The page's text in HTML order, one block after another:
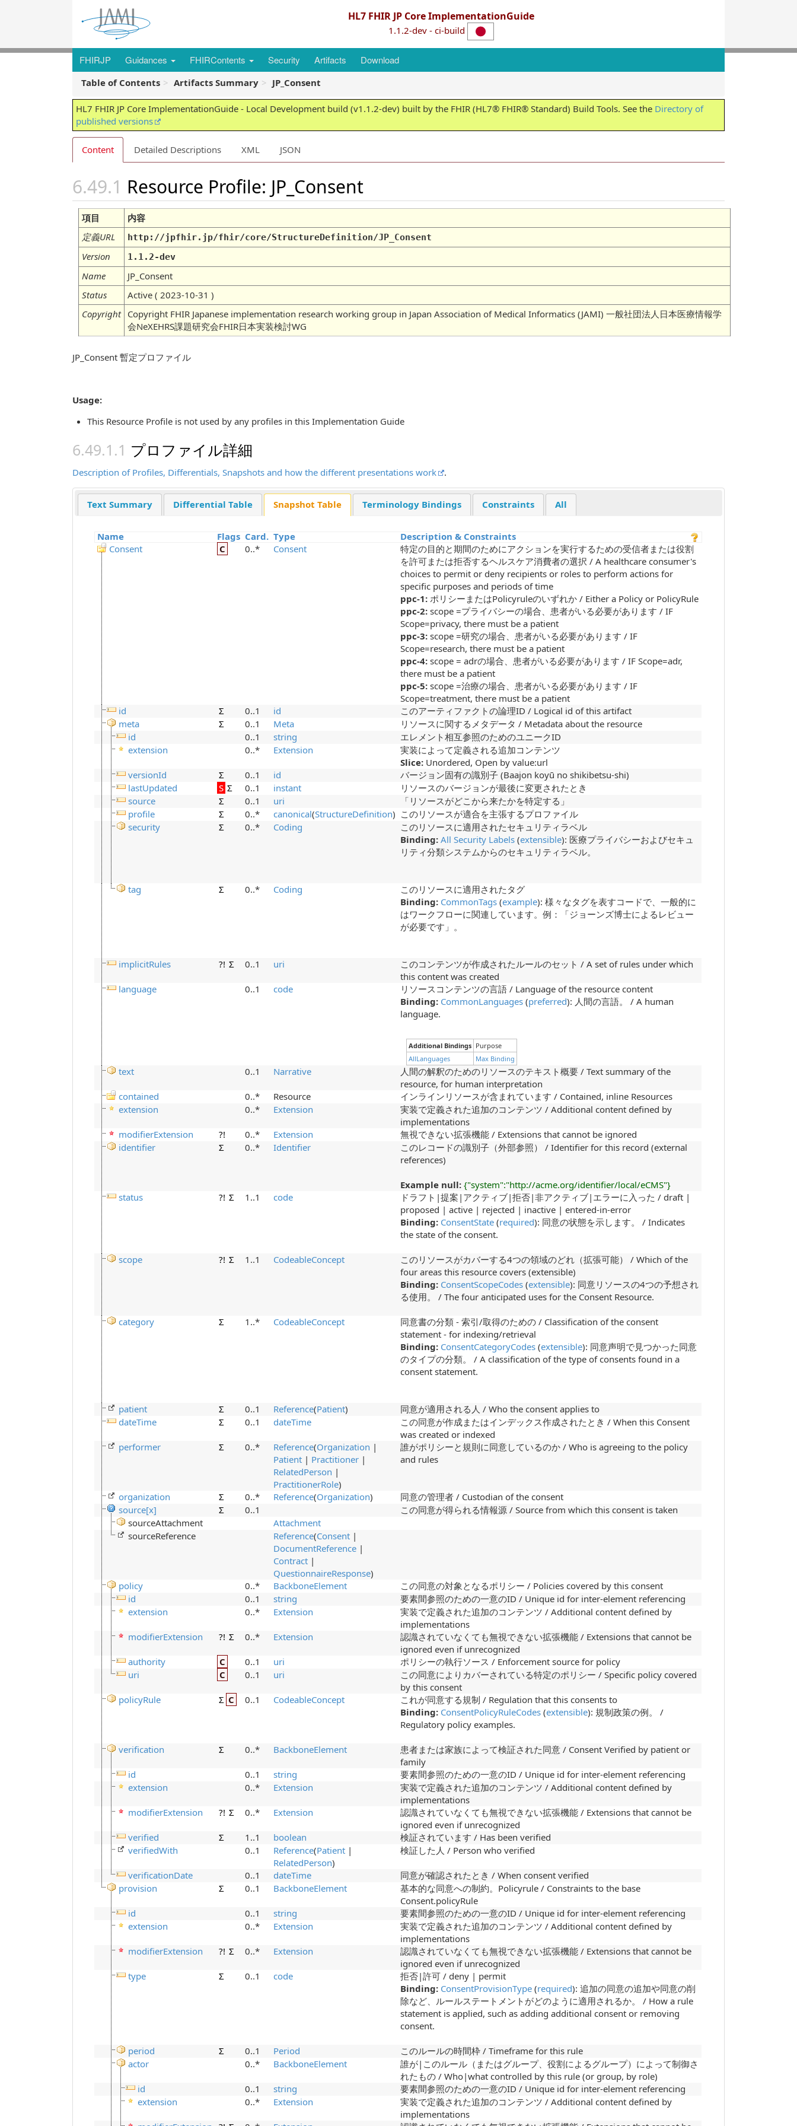
HL7 FHIR JP Core ImplementationGuide
1.1.2-dev - ci-build
FHIRJP Guidances FHIRContents Security Artifacts Download
Table of Contents Artifacts Summary JP_Consent
HL7 FHIR JP Core ImplementationGuide - Local Development build (v1.1.2-dev) built by the FHIR (HL7® FHIR® Standard) Build Tools. See the Directory of
published versions
Content Detailed Descriptions XML JSON
Resource Profile: JP_Consent
項目
内容
定義URL
http://jpfhir.jp/fhir/core/StructureDefinition/JP_Consent
Version 1.1.2-dev
Name
JP_Consent
Status
Active ( 2023-10-31 )
Copyright Copyright FHIR Japanese implementation research working group in Japan Association of Medical Informatics (JAMI) 一般社団法人日本医療情報学
会NeXEHRS課題研究会FHIR日本実装検討WG
JP_Consent 暫定プロファイル
Usage:
This Resource Profile is not used by any profiles in this Implementation Guide
プロファイル詳細
Description of Profiles, Differentials, Snapshots and how the different presentations work .
Text Summary Differential Table Snapshot Table Terminology Bindings Constraints All
Name Flags Card. Type
Description & Constraints
Consent
C 0..* Consent
特定の目的と期間のためにアクションを実行するための受信者または役割
を許可または拒否するヘルスケア消費者の選択 / A healthcare consumer's
choices to permit or deny recipients or roles to perform actions for
specific purposes and periods of time
ppc-1:ポリシーまたはPolicyruleのいずれか / Either a Policy or PolicyRule
ppc-2:scope =プライバシーの場合、患者がいる必要があります / IF
Scope=privacy, there must be a patient
ppc-3:scope =研究の場合、患者がいる必要があります / IF
Scope=research, there must be a patient
ppc-4:scope = adrの場合、患者がいる必要があります / IF Scope=adr,
there must be a patient
ppc-5:scope =治療の場合、患者がいる必要があります / IF
Scope=treatment, there must be a patient
id
Σ 0..1 id
このアーティファクトの論理ID / Logical id of this artifact
meta
Σ 0..1 Meta
リソースに関するメタデータ / Metadata about the resource
id
0..1 string
エレメント相互参照のためのユニークID
extension
0..* Extension
実装によって定義される追加コンテンツ
Slice: Unordered, Open by value:url
versionId
Σ 0..1 id
バージョン固有の識別子 (Baajon koyū no shikibetsu-shi)
lastUpdated
S Σ 0..1 instant
リソースのバージョンが最後に変更されたとき
source
Σ 0..1 uri
「リソースがどこから来たかを特定する」
profile
Σ 0..* canonical(StructureDefinition) このリソースが適合を主張するプロファイル
security
Σ 0..* Coding
このリソースに適用されたセキュリティラベル
Binding:All Security Labels (extensible): 医療プライバシーおよびセキュ
リティ分類システムからのセキュリティラベル。
tag Σ 0..* Coding
このリソースに適用されたタグ
Binding: CommonTags (example): 様々なタグを表すコードで、一般的に
はワークフローに関連しています。例：「ジョーンズ博士によるレビュー
が必要です」。
implicitRules ?! Σ 0..1 uri
このコンテンツが作成されたルールのセット / A set of rules under which
this content was created
language
0..1 code
リソースコンテンツの言語 / Language of the resource content
Binding: CommonLanguages (preferred): 人間の言語。 / A human
language.
Additional Bindings Purpose
AllLanguages
Max Binding
text 0..1 Narrative
人間の解釈のためのリソースのテキスト概要 / Text summary of the
resource, for human interpretation
contained
0..* Resource
インラインリソースが含まれています / Contained, inline Resources
extension
0..* Extension
実装で定義された追加のコンテンツ / Additional content defined by
implementations
modifierExtension
?! 0..* Extension
無視できない拡張機能 / Extensions that cannot be ignored
identifier
Σ 0..* Identifier
このレコードの識別子（外部参照） / Identifier for this record (external
references)
Example null:{"system":"http://acme.org/identifier/local/eCMS"}
status
?! Σ 1..1 code
ドラフト|提案|アクティブ|拒否|非アクティブ|エラーに入った / draft |
proposed | active | rejected | inactive | entered-in-error
Binding: ConsentState (required): 同意の状態を示します。 / Indicates
the state of the consent.
scope ?! Σ 1..1 CodeableConcept
このリソースがカバーする4つの領域のどれ（拡張可能） / Which of the
four areas this resource covers (extensible)
Binding: ConsentScopeCodes (extensible): 同意リソースの4つの予想され
る使用。 / The four anticipated uses for the Consent Resource.
category Σ 1..* CodeableConcept
同意書の分類 - 索引/取得のための / Classification of the consent
statement - for indexing/retrieval
Binding: ConsentCategoryCodes (extensible): 同意声明で見つかった同意
のタイプの分類。 / A classification of the type of consents found in a
consent statement.
patient Σ 0..1 Reference(Patient)
同意が適用される人 / Who the consent applies to
dateTime
Σ 0..1 dateTime
この同意が作成またはインデックス作成されたとき / When this Consent
was created or indexed
performer
Σ 0..* Reference(Organization |
Patient | Practitioner |
RelatedPerson |
PractitionerRole)
誰がポリシーと規則に同意しているのか / Who is agreeing to the policy
and rules
organization Σ 0..* Reference(Organization)
同意の管理者 / Custodian of the consent
source[x]
Σ 0..1
この同意が得られる情報源 / Source from which this consent is taken
sourceAttachment
Attachment
sourceReference
Reference(Consent |
DocumentReference |
Contract |
QuestionnaireResponse)
policy
0..* BackboneElement
この同意の対象となるポリシー / Policies covered by this consent
id
0..1 string
要素間参照のための一意のID / Unique id for inter-element referencing
extension
0..* Extension
実装で定義された追加のコンテンツ / Additional content defined by
implementations
modifierExtension
?! Σ 0..* Extension
認識されていなくても無視できない拡張機能 / Extensions that cannot be
ignored even if unrecognized
authority
C 0..1 uri
ポリシーの執行ソース / Enforcement source for policy
uri
C 0..1 uri
この同意によりカバーされている特定のポリシー / Specific policy covered
by this consent
policyRule
Σ C 0..1 CodeableConcept
これが同意する規制 / Regulation that this consents to
Binding: ConsentPolicyRuleCodes (extensible): 規制政策の例。 /
Regulatory policy examples.
verification Σ 0..* BackboneElement
患者または家族によって検証された同意 / Consent Verified by patient or
family
id
0..1 string
要素間参照のための一意のID / Unique id for inter-element referencing
extension
0..* Extension
実装で定義された追加のコンテンツ / Additional content defined by
implementations
modifierExtension
?! Σ 0..* Extension
認識されていなくても無視できない拡張機能 / Extensions that cannot be
ignored even if unrecognized
verified
Σ 1..1 boolean
検証されています / Has been verified
verifiedWith
0..1 Reference(Patient |
RelatedPerson)
検証した人 / Person who verified
verificationDate 0..1 dateTime
同意が確認されたとき / When consent verified
provision
Σ 0..1 BackboneElement
基本的な同意への制約。Policyrule / Constraints to the base
Consent.policyRule
id
0..1 string
要素間参照のための一意のID / Unique id for inter-element referencing
extension
0..* Extension
実装で定義された追加のコンテンツ / Additional content defined by
implementations
modifierExtension
?! Σ 0..* Extension
認識されていなくても無視できない拡張機能 / Extensions that cannot be
ignored even if unrecognized
type
Σ 0..1 code
拒否|許可 / deny | permit
Binding: ConsentProvisionType (required): 追加の同意の追加や同意の削
除など、ルールステートメントがどのように適用されるか。 / How a rule
statement is applied, such as adding additional consent or removing
consent.
period Σ 0..1 Period
このルールの時間枠 / Timeframe for this rule
actor
0..* BackboneElement
誰が|このルール（またはグループ、役割によるグループ）によって制御さ
れたもの / Who|what controlled by this rule (or group, by role)
id
0..1 string
要素間参照のための一意のID / Unique id for inter-element referencing
extension
0..* Extension
実装で定義された追加のコンテンツ / Additional content defined by
implementations